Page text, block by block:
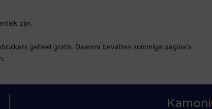
zijn.
geheel gratis. Daarom bevatten sommige pagina's
Kamoni